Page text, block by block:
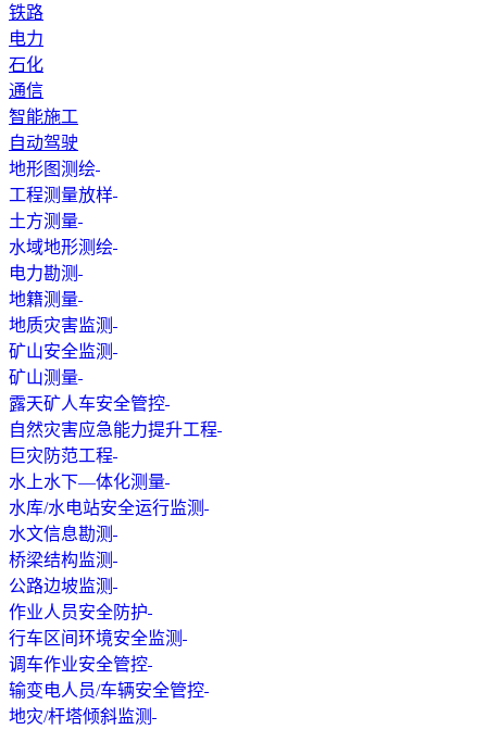
铁路
电力
石化
通信
智能施工
自动驾驶
地形图测绘
工程测量放样
土方测量
水域地形测绘
电力勘测
地籍测量
地质灾害监测
矿山安全监测
矿山测量
露天矿人车安全管控
自然灾害应急能力提升工程
巨灾防范工程
水上水下—体化测量
水库/水电站安全运行监测
水文信息勘测
桥梁结构监测
公路边坡监测
作业人员安全防护
行车区间环境安全监测
调车作业安全管控
输变电人员/车辆安全管控
地灾/杆塔倾斜监测